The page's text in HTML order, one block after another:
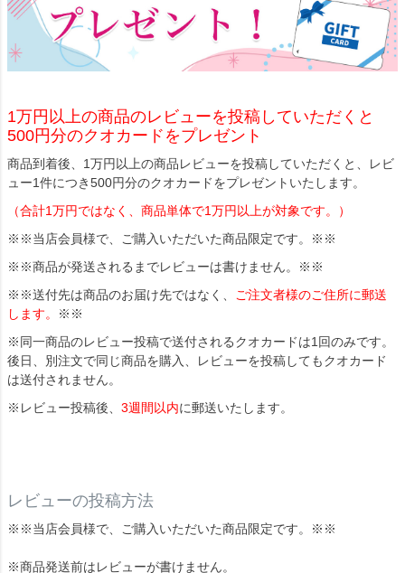
1万円以上の商品のレビューを投稿していただくと
500円分のクオカードをプレゼント
商品到着後、1万円以上の商品レビューを投稿していただくと、レビ
ュー1件につき500円分のクオカードをプレゼントいたします。
（合計1万円ではなく、商品単体で1万円以上が対象です。）
※※当店会員様で、ご購入いただいた商品限定です。※※
※※商品が発送されるまでレビューは書けません。※※
※※送付先は商品のお届け先ではなく、 ご注文者様のご住所に郵送
します。
※※
※同一商品のレビュー投稿で送付されるクオカードは1回のみです。
後日、別注文で同じ商品を購入、レビューを投稿してもクオカード
は送付されません。
※レビュー投稿後、 3週間以内に郵送いたします。
レビューの投稿方法
※※当店会員様で、ご購入いただいた商品限定です。※※
※商品発送前はレビューが書けません。